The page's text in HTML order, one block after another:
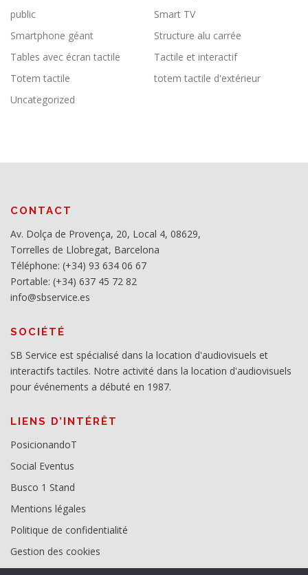
public
Smart TV
Smartphone géant
Structure alu carrée
Tables avec écran tactile
Tactile et interactif
Totem tactile
totem tactile d'extérieur
Uncategorized
CONTACT
Av. Dolça de Provença, 20, Local 4, 08629,
Torrelles de Llobregat, Barcelona
Téléphone: (+34) 93 634 06 67
Portable: (+34) 637 45 72 82
info@sbservice.es
SOCIÉTÉ
SB Service est spécialisé dans la location d'audiovisuels et
interactifs tactiles. Notre activité dans la location d'audiovisuels
pour événements a débuté en 1987.
LIENS D’INTÉRÊT
PosicionandoT
Social Eventus
Busco 1 Stand
Mentions légales
Politique de confidentialité
Gestion des cookies